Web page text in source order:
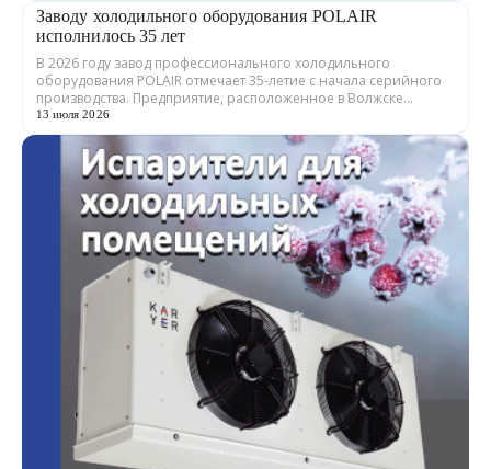
Заводу холодильного оборудования POLAIR
исполнилось 35 лет
В 2026 году завод профессионального холодильного
оборудования POLAIR отмечает 35-летие с начала серийного
производства. Предприятие, расположенное в Волжске
Республики Марий Эл, выпускает обору...
13 июля 2026